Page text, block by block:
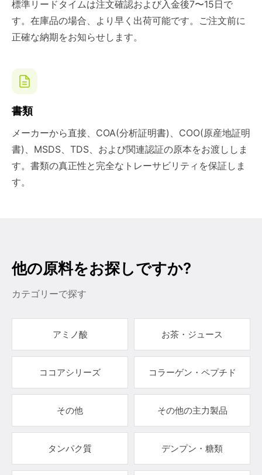
標準リードタイムは注文確認および入金後7〜15日で
す。在庫品の場合、より早く出荷可能です。ご注文前に
正確な納期をお知らせします。
書類
メーカーから直接、COA(分析証明書)、COO(原産地証明
書)、MSDS、TDS、および関連認証の原本をお渡ししま
す。書類の真正性と完全なトレーサビリティを保証しま
す。
他の原料をお探しですか?
カテゴリーで探す
アミノ酸 お茶・ジュース
ココアシリーズ コラーゲン・ペプチド
その他 その他の主力製品
タンパク質 デンプン・糖類